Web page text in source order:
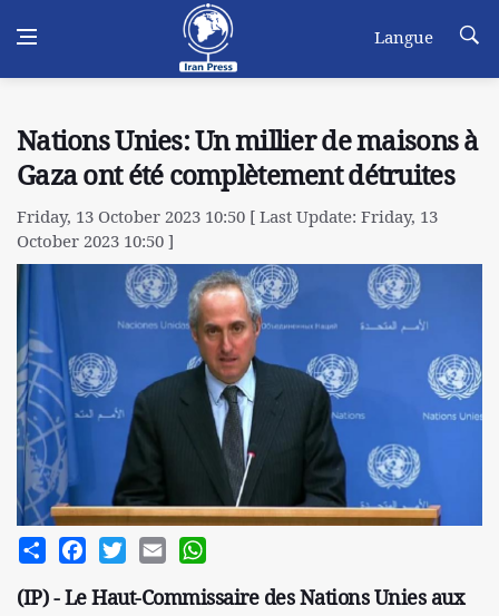
Langue
Nations Unies: Un millier de maisons à
Gaza ont été complètement détruites
Friday, 13 October 2023 10:50 [ Last Update: Friday, 13
October 2023 10:50 ]
Share FacebookTwitterEmail
(IP) - Le Haut-Commissaire des Nations Unies aux